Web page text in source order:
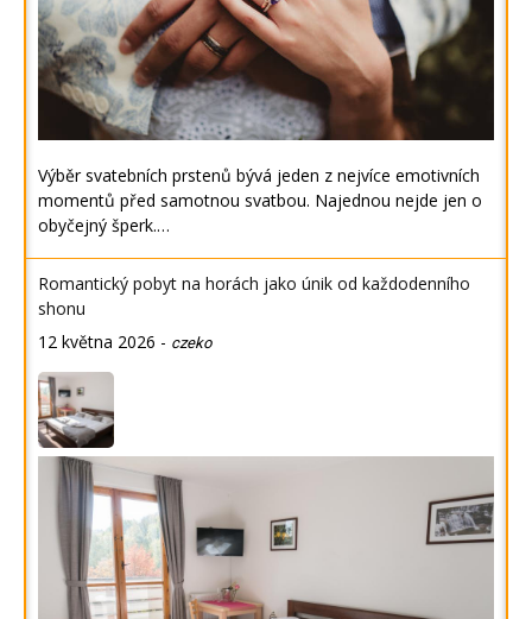
Výběr svatebních prstenů bývá jeden z nejvíce emotivních
momentů před samotnou svatbou. Najednou nejde jen o
obyčejný šperk.…
Romantický pobyt na horách jako únik od každodenního
shonu
12 května 2026 - czeko